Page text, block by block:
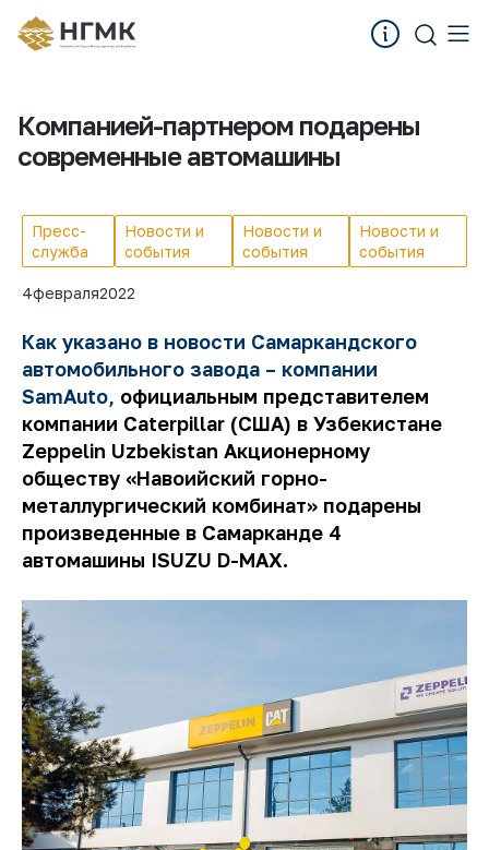
Компанией-партнером подарены
современные автомашины
Пресс-
служба
Новости и
события
Новости и
события
Новости и
события
4февраля2022
Как указано в новости Самаркандского
автомобильного завода – компании
SamAuto, официальным представителем
компании Caterpillar (США) в Узбекистане
Zeppelin Uzbekistan Акционерному
обществу «Навоийский горно-
металлургический комбинат» подарены
произведенные в Самарканде 4
автомашины ISUZU D-MAX.